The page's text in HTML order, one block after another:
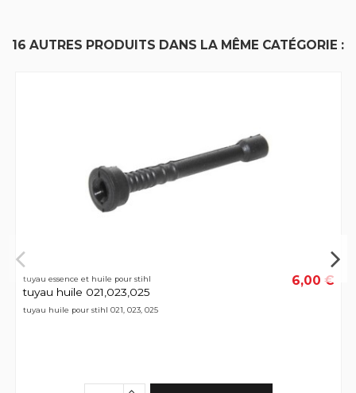
16 AUTRES PRODUITS DANS LA MÊME CATÉGORIE :
tuyau essence et huile pour stihl
tuyau huile 021,023,025
6,00 €
tuyau huile pour stihl 021, 023, 025